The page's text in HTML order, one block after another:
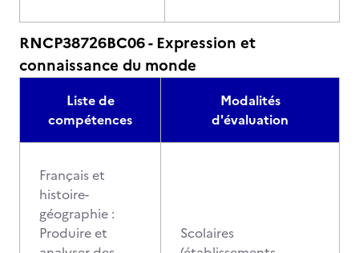
RNCP38726BC06 - Expression et
connaissance du monde
Liste de
compétences
Modalités
d'évaluation
Français et
histoire-
géographie :
Produire et
Scolaires